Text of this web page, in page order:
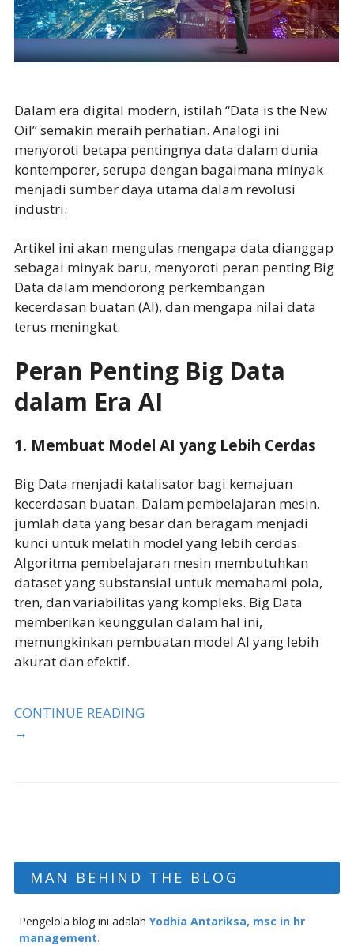
Dalam era digital modern, istilah “Data is the New
Oil” semakin meraih perhatian. Analogi ini
menyoroti betapa pentingnya data dalam dunia
kontemporer, serupa dengan bagaimana minyak
menjadi sumber daya utama dalam revolusi
industri.
Artikel ini akan mengulas mengapa data dianggap
sebagai minyak baru, menyoroti peran penting Big
Data dalam mendorong perkembangan
kecerdasan buatan (AI), dan mengapa nilai data
terus meningkat.
Peran Penting Big Data
dalam Era AI
1. Membuat Model AI yang Lebih Cerdas
Big Data menjadi katalisator bagi kemajuan
kecerdasan buatan. Dalam pembelajaran mesin,
jumlah data yang besar dan beragam menjadi
kunci untuk melatih model yang lebih cerdas.
Algoritma pembelajaran mesin membutuhkan
dataset yang substansial untuk memahami pola,
tren, dan variabilitas yang kompleks. Big Data
memberikan keunggulan dalam hal ini,
memungkinkan pembuatan model AI yang lebih
akurat dan efektif.
CONTINUE READING
→
MAN BEHIND THE BLOG
Pengelola blog ini adalah Yodhia Antariksa, msc in hr
management.